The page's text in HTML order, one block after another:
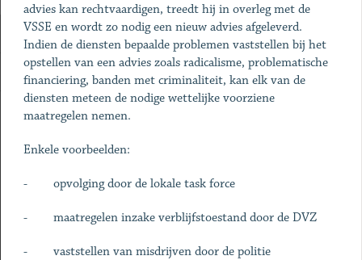
advies kan rechtvaardigen, treedt hij in overleg met de
VSSE en wordt zo nodig een nieuw advies afgeleverd.
Indien de diensten bepaalde problemen vaststellen bij het
opstellen van een advies zoals radicalisme, problematische
financiering, banden met criminaliteit, kan elk van de
diensten meteen de nodige wettelijke voorziene
maatregelen nemen.
Enkele voorbeelden:
- opvolging door de lokale task force
- maatregelen inzake verblijfstoestand door de DVZ
- vaststellen van misdrijven door de politie